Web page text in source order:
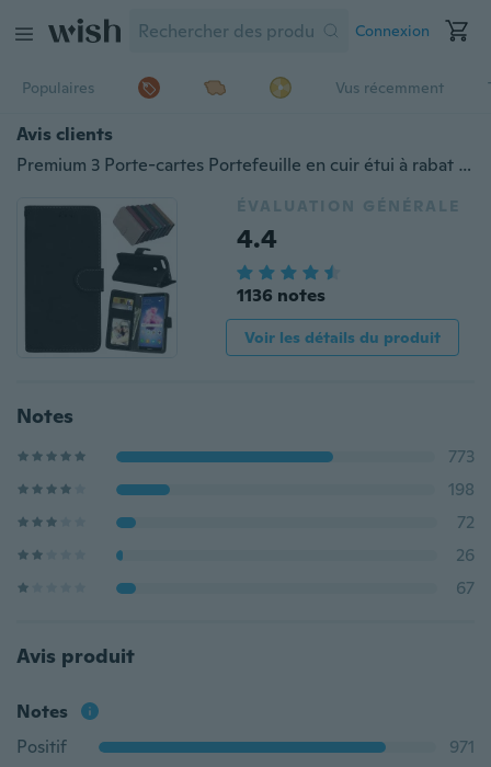
Connexion
Populaires Vus récemment
Avis clients
Premium 3 Porte-cartes Portefeuille en cuir étui à rabat Huawei P20 Lite/P20 Pro/P20 Pro/P20/P Smart/Y7 (2017)/Ascend XT2/P9 Lite 2017/P8 Lite 2017/Honor 8 Lite/Y7 (2018)/Y7 Prime (2018)/Mate 10 Lite/P9 Lite Mini/Y6 Prime (2018)/Honoror 7S/Y5 (2018)/Y5 Prime (2018)/P10 Lite/Y6 (2017)
ÉVALUATION GÉNÉRALE
4.4
1136 notes
Voir les détails du produit
Notes
773
198
72
26
67
Avis produit
Notes
Positif
971